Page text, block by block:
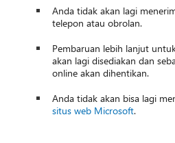
Anda tidak akan lagi
telepon atau obrolan.
Pembaruan lebih lanjut
akan lagi disediakan dan
online akan dihentikan.
Anda tidak akan bisa lagi
situs web Microsoft.